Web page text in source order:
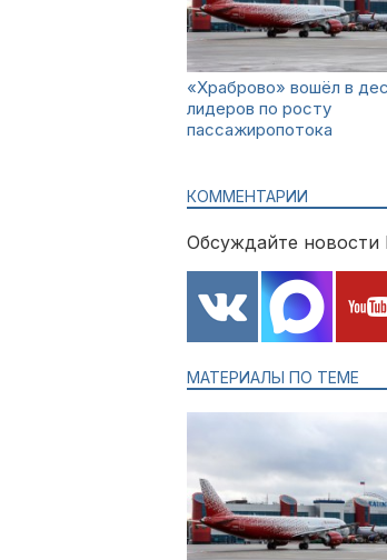
«Храброво» вошёл в
лидеров по росту
пассажиропотока
КОММЕНТАРИИ
Обсуждайте новости
МАТЕРИАЛЫ ПО ТЕМЕ